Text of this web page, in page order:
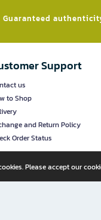
Guaranteed
Support
us
to Shop
and Return Policy
Order Status
Please accept our